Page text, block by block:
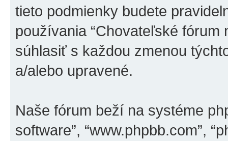
tieto podmienky budete
používania “Chovateľské fórum
súhlasiť s každou zmenou
a/alebo upravené.
Naše fórum beží na systéme
software”, “www.phpbb.com”,